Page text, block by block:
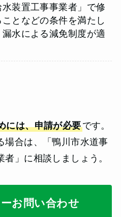
装置工事事業者」で修
となどの条件を満たし
水による減免制度が適
には、申請が必要です。
場合は、「鴨川市水道事
」に相談しましょう。
お問い合わせ